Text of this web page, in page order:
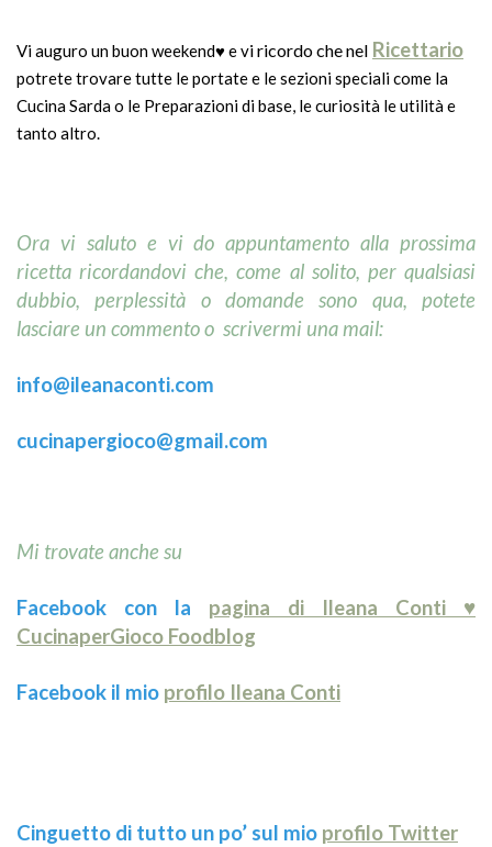
Vi auguro un buon weekend♥ e vi ricordo che nel Ricettario
potrete trovare tutte le portate e le sezioni speciali come la
Cucina Sarda o le Preparazioni di base, le curiosità le utilità e
tanto altro.
Ora vi saluto e vi do appuntamentoalla prossima
ricetta ricordandovi che, come al solito, per qualsiasi
dubbio, perplessità o domande sono qua, potete
lasciare un commento o scrivermi una mail:
info@ileanaconti.com
cucinapergioco@gmail.com
Mi trovate anche su
Facebook con la pagina di Ileana Conti ♥
CucinaperGioco Foodblog
Facebook il mio profilo Ileana Conti
Cinguetto di tutto un po’ sul mio profilo Twitter